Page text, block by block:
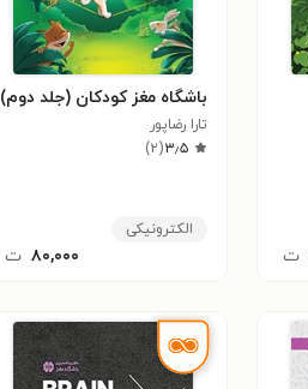
ت
باشگاه مغز کودکان (جلد دوم)
تارا رضاپور
۳٫۵(۲)
الکترونیکی
۸۰,۰۰۰ ت